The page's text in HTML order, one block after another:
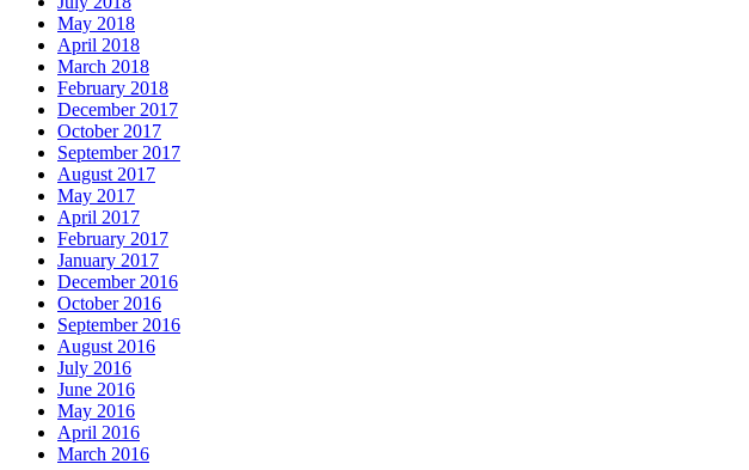
May 2018
April 2018
March 2018
February 2018
December 2017
October 2017
September 2017
August 2017
May 2017
April 2017
February 2017
January 2017
December 2016
October 2016
September 2016
August 2016
July 2016
June 2016
May 2016
April 2016
March 2016